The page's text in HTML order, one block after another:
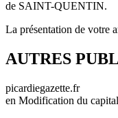
de SAINT-QUENTIN.
La présentation de votre
AUTRES
picardiegazette.fr
en Modification du